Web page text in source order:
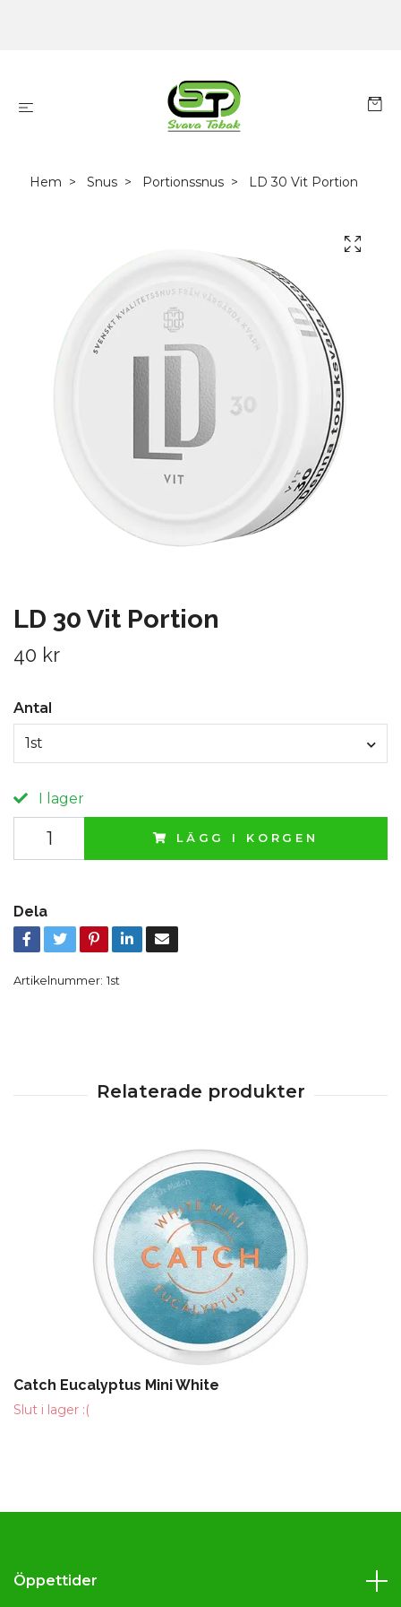
Hem Snus Portionssnus LD 30 Vit Portion
LD 30 Vit Portion
40 kr
Antal
1st
I lager
LÄGG I KORGEN
Dela
Artikelnummer: 1st
Catch Eucalyptus Mini White
Slut i lager :(
Öppettider